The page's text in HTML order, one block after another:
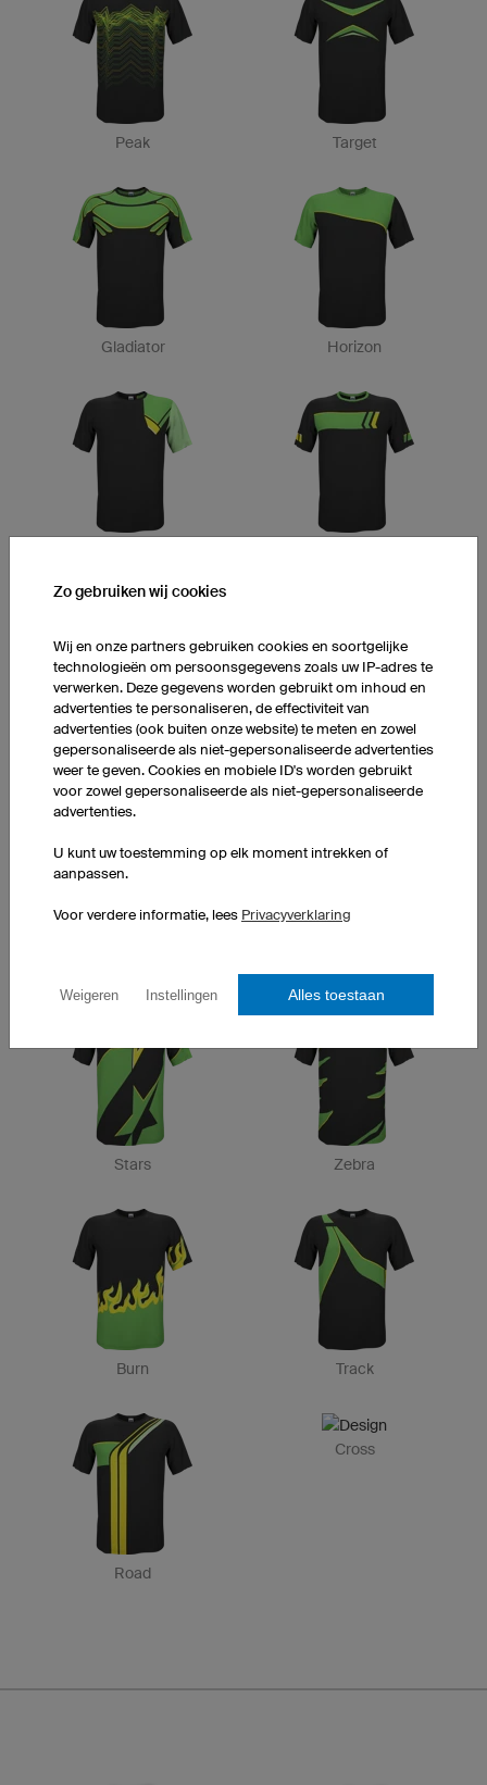
Peak Target
Gladiator Horizon
Channel Style
Stars Zebra
Burn Track
Road
Cross
Zo gebruiken wij cookies
Wij en onze partners gebruiken cookies en soortgelijke
technologieën om persoonsgegevens zoals uw IP-adres te
verwerken. Deze gegevens worden gebruikt om inhoud en
advertenties te personaliseren, de effectiviteit van
advertenties (ook buiten onze website) te meten en zowel
gepersonaliseerde als niet-gepersonaliseerde advertenties
weer te geven. Cookies en mobiele ID's worden gebruikt
voor zowel gepersonaliseerde als niet-gepersonaliseerde
advertenties.
U kunt uw toestemming op elk moment intrekken of
aanpassen.
Voor verdere informatie, lees Privacyverklaring
Weigeren Instellingen Alles toestaan